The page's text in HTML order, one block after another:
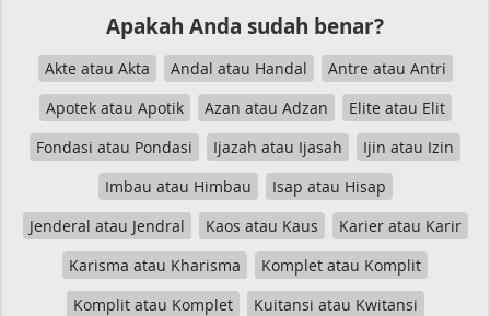
Apakah Anda sudah benar?
Akte atau Akta Andal atau Handal
Antre atau Antri
Apotek atau Apotik
Azan atau Adzan
Elite atau Elit
Fondasi atau Pondasi
Ijazah atau Ijasah
Ijin atau Izin
Imbau atau Himbau
Isap atau Hisap
Jenderal atau Jendral
Kaos atau Kaus
Karier atau Karir
Karisma atau Kharisma
Komplet atau Komplit
Komplit atau Komplet
Kuitansi atau Kwitansi